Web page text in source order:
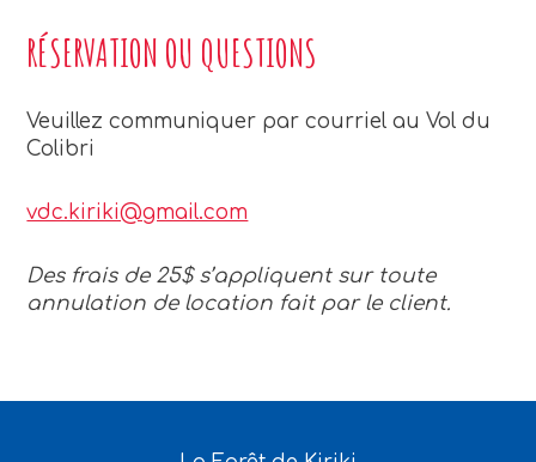
RÉSERVATION OU QUESTIONS
Veuillez communiquer par courriel au Vol du
Colibri
vdc.kiriki@gmail.com
Des frais de 25$ s’appliquent sur toute
annulation de location fait par le client.